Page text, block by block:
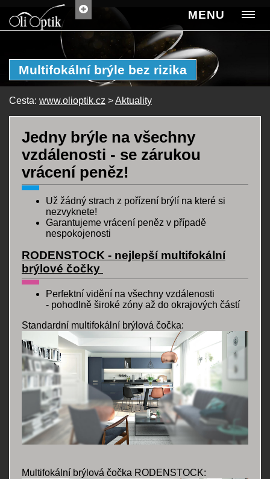
MENU
Multifokální brýle bez rizika
Cesta: www.olioptik.cz >Aktuality
Jedny brýle na všechny
vzdálenosti - se zárukou
vrácení peněz!
Už žádný strach z pořízení brýlí na které si
nezvyknete!
Garantujeme vrácení peněz v případě
nespokojenosti
RODENSTOCK - nejlepší multifokální
brýlové čočky
Perfektní vidění na všechny vzdálenosti
- pohodlně široké zóny až do okrajových částí
Standardní multifokální brýlová čočka:
Multifokální brýlová čočka RODENSTOCK: